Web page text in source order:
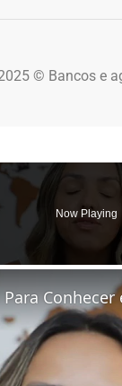
© Bancos e
Now Playing